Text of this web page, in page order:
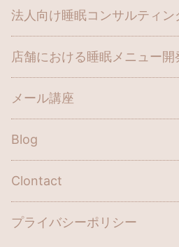
法人向け睡眠コンサルティン
店舗における睡眠メニュー開
メール講座
Blog
Clontact
プライバシーポリシー